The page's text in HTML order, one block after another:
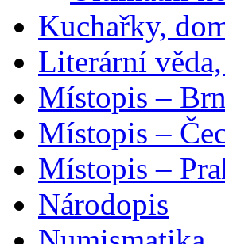
Kuchařky,
Literární
Místopis –
Místopis –
Místopis –
Národopis